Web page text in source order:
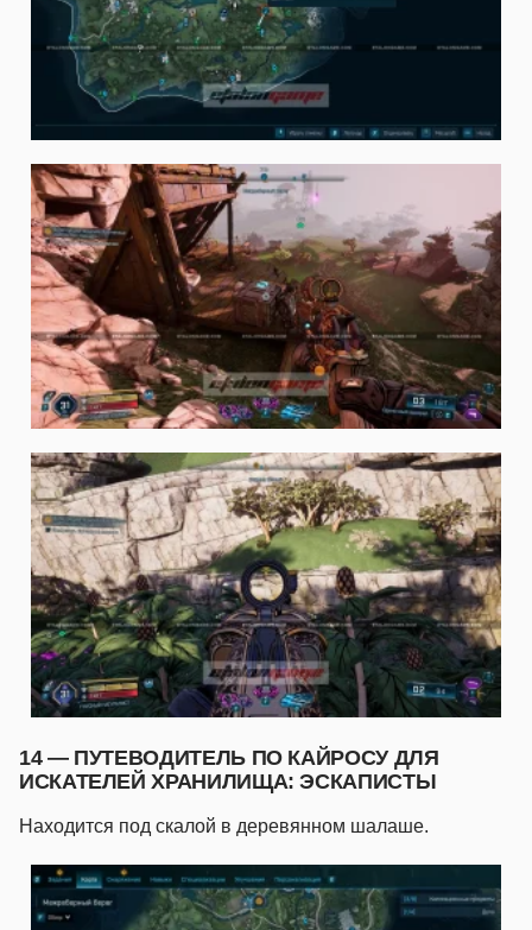
14 — ПУТЕВОДИТЕЛЬ ПО КАЙРОСУ ДЛЯ
ИСКАТЕЛЕЙ ХРАНИЛИЩА: ЭСКАПИСТЫ
Находится под скалой в деревянном шалаше.